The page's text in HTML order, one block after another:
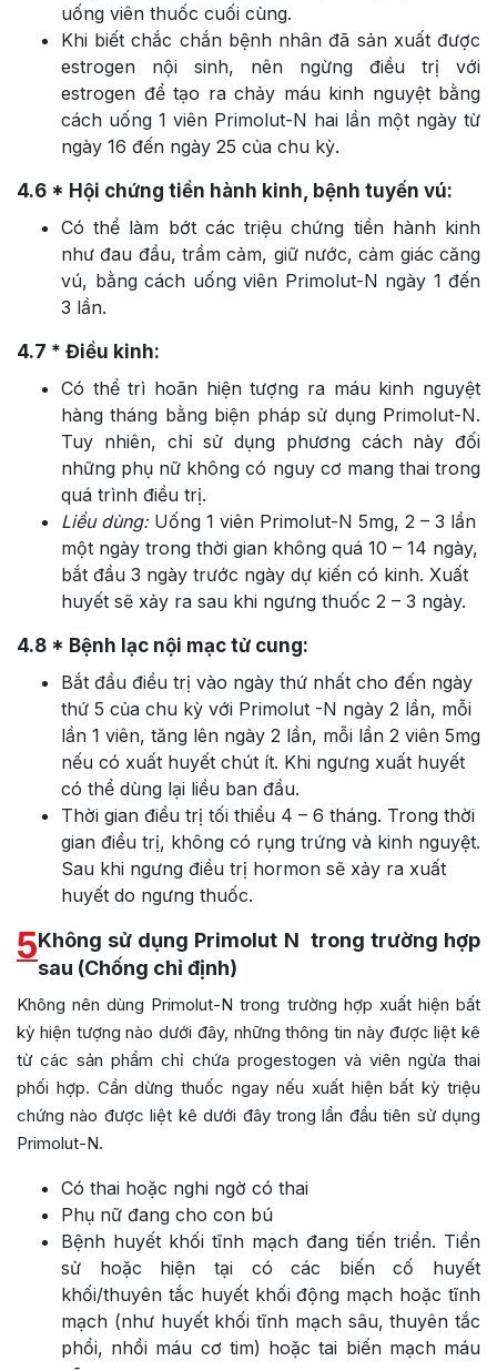
uống viên thuốc cuối cùng.
Khi biết chắc chắn bệnh nhân đã sản xuất được
estrogen nội sinh, nên ngừng điều trị với
estrogen để tạo ra chảy máu kinh nguyệt bằng
cách uống 1 viên Primolut-N hai lần một ngày từ
ngày 16 đến ngày 25 của chu kỳ.
4.6 * Hội chứng tiền hành kinh, bệnh tuyến vú:
Có thể làm bớt các triệu chứng tiền hành kinh
như đau đầu, trầm cảm, giữ nước, cảm giác căng
vú, bằng cách uống viên Primolut-N ngày 1 đến
3 lần.
4.7 * Điều kinh:
Có thể trì hoãn hiện tượng ra máu kinh nguyệt
hàng tháng bằng biện pháp sử dụng Primolut-N.
Tuy nhiên, chỉ sử dụng phương cách này đối
những phụ nữ không có nguy cơ mang thai trong
quá trình điều trị.
Liều dùng: Uống 1 viên Primolut-N 5mg, 2 – 3 lần
một ngày trong thời gian không quá 10 – 14 ngày,
bắt đầu 3 ngày trước ngày dự kiến có kinh. Xuất
huyết sẽ xảy ra sau khi ngưng thuốc 2 – 3 ngày.
4.8 * Bệnh lạc nội mạc tử cung:
Bắt đầu điều trị vào ngày thứ nhất cho đến ngày
thứ 5 của chu kỳ với Primolut -N ngày 2 lần, mỗi
lần 1 viên, tăng lên ngày 2 lần, mỗi lần 2 viên 5mg
nếu có xuất huyết chút ít. Khi ngưng xuất huyết
có thể dùng lại liều ban đầu.
Thời gian điều trị tối thiểu 4 – 6 tháng. Trong thời
gian điều trị, không có rụng trứng và kinh nguyệt.
Sau khi ngưng điều trị hormon sẽ xảy ra xuất
huyết do ngưng thuốc.
5Không sử dụng Primolut N trong trường hợp
sau (Chống chỉ định)
Không nên dùng Primolut-N trong trường hợp xuất hiện bất
kỳ hiện tượng nào dưới đây, những thông tin này được liệt kê
từ các sản phẩm chỉ chứa progestogen và viên ngừa thai
phối hợp. Cần dừng thuốc ngay nếu xuất hiện bất kỳ triệu
chứng nào được liệt kê dưới đây trong lần đầu tiên sử dụng
Primolut-N.
Có thai hoặc nghi ngờ có thai
Phụ nữ đang cho con bú
Bệnh huyết khối tĩnh mạch đang tiến triển. Tiền
sử hoặc hiện tại có các biến cố huyết
khối/thuyên tắc huyết khối động mạch hoặc tĩnh
mạch (như huyết khối tĩnh mạch sâu, thuyên tắc
phổi, nhồi máu cơ tim) hoặc tai biến mạch máu